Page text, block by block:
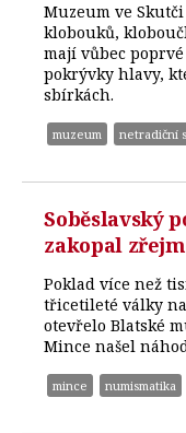
Muzeum ve
klobouků,
mají vůbec
pokrývky hlavy,
sbírkách.
muzeum netradiční
Soběslavský
zakopal
Poklad více než
třicetileté války
otevřelo Blatské
Mince našel
mince numismatika